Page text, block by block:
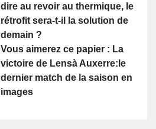
dire au revoir au thermique, le
rétrofit sera-t-il la solution de
demain ?
Vous aimerez ce papier : La
victoire de Lensà Auxerre:le
dernier match de la saison en
images